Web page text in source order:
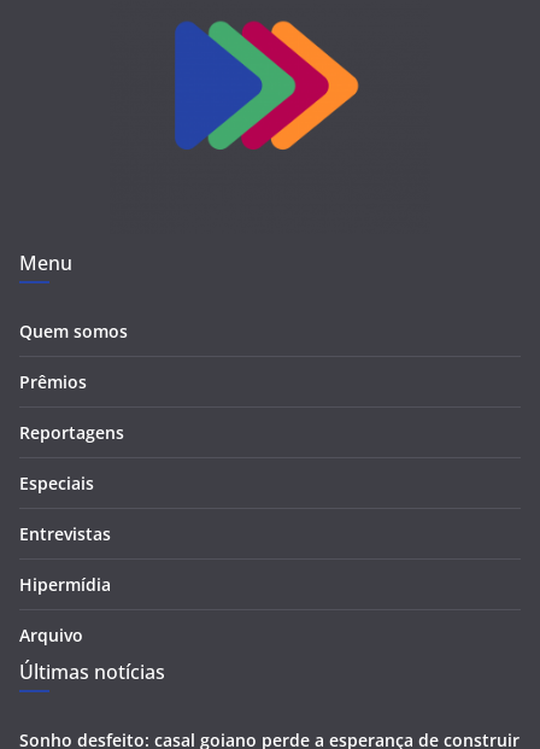
Menu
Quem somos
Prêmios
Reportagens
Especiais
Entrevistas
Hipermídia
Arquivo
Últimas notícias
Sonho desfeito: casal goiano perde a esperança de construir